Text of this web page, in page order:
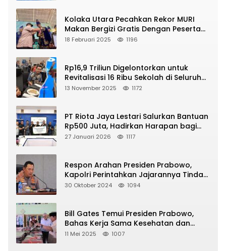
Kolaka Utara Pecahkan Rekor MURI
Makan Bergizi Gratis Dengan Peserta
Terbanyak
18 Februari 2025 1196
Rp16,9 Triliun Digelontorkan untuk
Revitalisasi 16 Ribu Sekolah di Seluruh
Indonesia
13 November 2025 1172
PT Riota Jaya Lestari Salurkan Bantuan
Rp500 Juta, Hadirkan Harapan bagi
Korban Bencana di Sumatera
27 Januari 2026 1117
Respon Arahan Presiden Prabowo,
Kapolri Perintahkan Jajarannya Tindak
Tegas Pelaku Judi Online
30 Oktober 2024 1094
Bill Gates Temui Presiden Prabowo,
Bahas Kerja Sama Kesehatan dan
Program Makan Bergizi Gratis
11 Mei 2025 1007